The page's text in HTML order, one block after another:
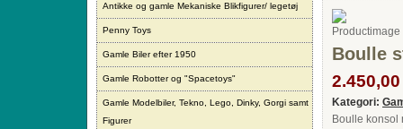
Antikke og gamle Mekaniske Blikfigurer/ legetøj
Penny Toys
Gamle Biler efter 1950
Gamle Robotter og "Spacetoys"
Gamle Modelbiler, Tekno, Lego, Dinky, Gorgi samt
Figurer
Boulle
Kategori:
Boulle konsol